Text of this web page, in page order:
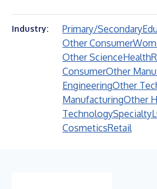
Industry: Primary/Secondary
Other Consumer
Other ScienceHealth
ConsumerOther
EngineeringOther
ManufacturingOther
TechnologySpecialty
CosmeticsRetail